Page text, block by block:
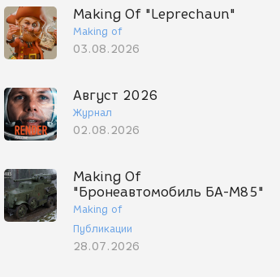
Making Of "Leprechaun"
Making of
03.08.2026
Август 2026
Журнал
02.08.2026
Making Of
"Бронеавтомобиль БА-М85"
Making of
Публикации
28.07.2026